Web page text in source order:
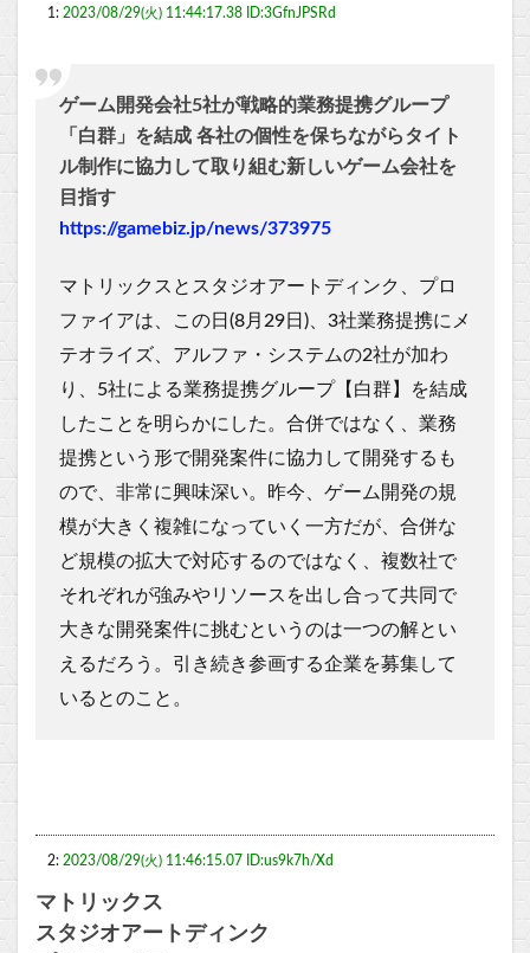
1: 2023/08/29(火) 11:44:17.38 ID:3GfnJPSRd
ゲーム開発会社5社が戦略的業務提携グループ
「白群」を結成 各社の個性を保ちながらタイト
ル制作に協力して取り組む新しいゲーム会社を
目指す
https://gamebiz.jp/news/373975
マトリックスとスタジオアートディンク、プロ
ファイアは、この日(8月29日)、3社業務提携にメ
テオライズ、アルファ・システムの2社が加わ
り、5社による業務提携グループ【白群】を結成
したことを明らかにした。合併ではなく、業務
提携という形で開発案件に協力して開発するも
ので、非常に興味深い。昨今、ゲーム開発の規
模が大きく複雑になっていく一方だが、合併な
ど規模の拡大で対応するのではなく、複数社で
それぞれが強みやリソースを出し合って共同で
大きな開発案件に挑むというのは一つの解とい
えるだろう。引き続き参画する企業を募集して
いるとのこと。
2: 2023/08/29(火) 11:46:15.07 ID:us9k7h/Xd
マトリックス
スタジオアートディンク